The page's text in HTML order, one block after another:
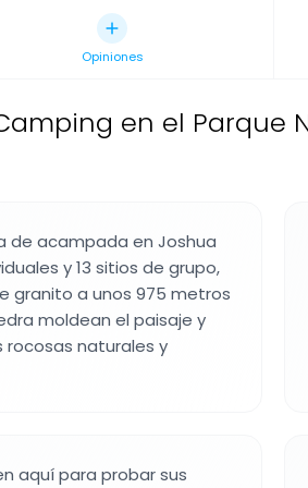
Opiniones
en el Parque
de acampada en Joshua
y 13 sitios de grupo,
granito a unos 975 metros
moldean el paisaje y
rocosas naturales y
aquí para probar sus